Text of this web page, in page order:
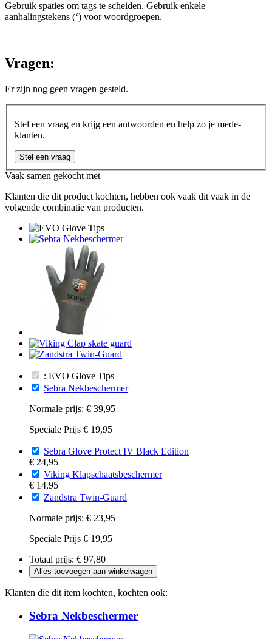
Gebruik spaties om tags te scheiden. Gebruik enkele
aanhalingstekens (‘) voor woordgroepen.
Vragen:
Er zijn nog geen vragen gesteld.
Stel een vraag en krijg een antwoorden en help zo je mede-
klanten.
Stel een vraag
Vaak samen gekocht met
Klanten die dit product kochten, hebben ook vaak dit vaak in de
volgende combinatie van producten.
: EVO Glove Tips
Sebra Nekbeschermer
Normale prijs: € 39,95
Speciale Prijs € 19,95
Sebra Glove Protect IV Black Edition
€ 24,95
Viking Klapschaatsbeschermer
€ 14,95
Zandstra Twin-Guard
Normale prijs: € 23,95
Speciale Prijs € 19,95
Totaal prijs: € 97,80
Alles toevoegen aan winkelwagen
Klanten die dit item kochten, kochten ook:
Sebra Nekbeschermer